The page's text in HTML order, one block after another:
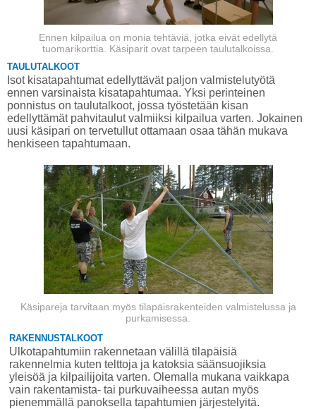
Ennen kilpailua on monia tehtäviä, jotka eivät edellytä
tuomarikorttia. Käsiparit ovat tarpeen taulutalkoissa.
TAULUTALKOOT
Isot kisatapahtumat edellyttävät paljon valmistelutyötä
ennen varsinaista kisatapahtumaa. Yksi perinteinen
ponnistus on taulutalkoot, jossa työstetään kisan
edellyttämät pahvitaulut valmiiksi kilpailua varten. Jokainen
uusi käsipari on tervetullut ottamaan osaa tähän mukava
henkiseen tapahtumaan.
Käsipareja tarvitaan myös tilapäisrakenteiden valmistelussa ja
purkamisessa.
RAKENNUSTALKOOT
Ulkotapahtumiin rakennetaan välillä tilapäisiä
rakennelmia kuten telttoja ja katoksia säänsuojiksia
yleisöä ja kilpailijoita varten. Olemalla mukana vaikkapa
vain rakentamista- tai purkuvaiheessa autan myös
pienemmällä panoksella tapahtumien järjestelyitä.